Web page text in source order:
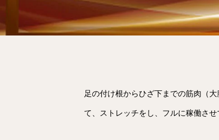
足の付け根からひざ下までの筋肉（
て、ストレッチをし、フルに稼働さ